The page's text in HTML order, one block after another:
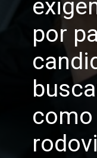
por
como